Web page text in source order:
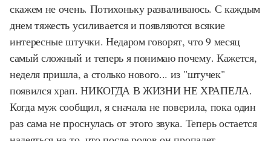
скажем не очень. Потихоньку разваливаюсь. С каждым
днем тяжесть усиливается и появляются всякие
интересные штучки. Недаром говорят, что 9 месяц
самый сложный и теперь я понимаю почему. Кажется,
неделя пришла, а столько нового... из "штучек"
появился храп. НИКОГДА В ЖИЗНИ НЕ ХРАПЕЛА.
Когда муж сообщил, я сначала не поверила, пока один
раз сама не проснулась от этого звука. Теперь остается